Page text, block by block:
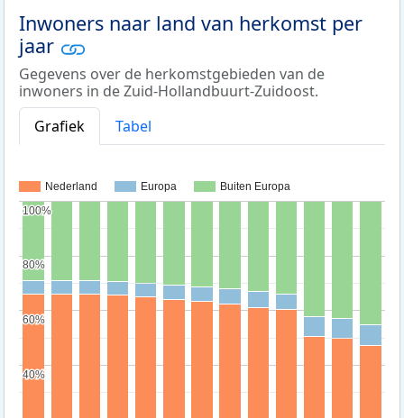
Inwoners naar land van herkomst per
jaar
Gegevens over de herkomstgebieden van de
inwoners in de Zuid-Hollandbuurt-Zuidoost.
Grafiek
Tabel
Nederland Europa Buiten Europa
40%
40%
60%
60%
80%
80%
100%
100%